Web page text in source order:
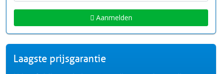
Aanmelden
Laagste prijsgarantie